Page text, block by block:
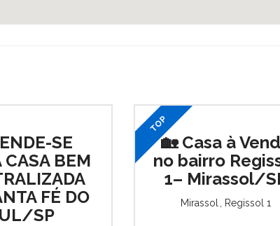
SE
CASA BEM
FÉ DO
SP
TOP
🏡 Casa à
no bairro
1– Mirassol/
Mirassol Regissol 1